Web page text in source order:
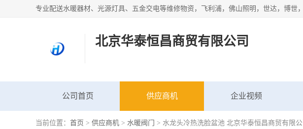
北京华泰恒昌商贸有限公司
公司首页 供应商机 企业视频
当前位置： 首页 > 供应商机 > 水暖阀门 > 水龙头冷热洗脸盆池 北京华泰恒昌商贸有限